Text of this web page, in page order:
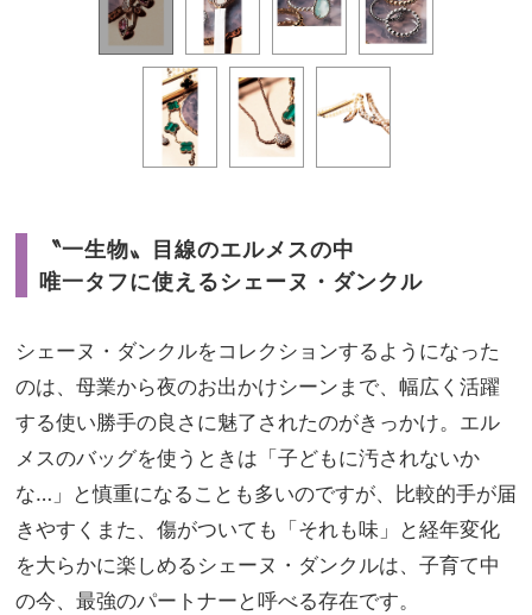
〝一生物〟目線のエルメスの中
唯一タフに使えるシェーヌ・ダンクル
シェーヌ・ダンクルをコレクションするようになった
のは、母業から夜のお出かけシーンまで、幅広く活躍
する使い勝手の良さに魅了されたのがきっかけ。エル
メスのバッグを使うときは「子どもに汚されないか
な…」と慎重になることも多いのですが、比較的手が届
きやすくまた、傷がついても「それも味」と経年変化
を大らかに楽しめるシェーヌ・ダンクルは、子育て中
の今、最強のパートナーと呼べる存在です。